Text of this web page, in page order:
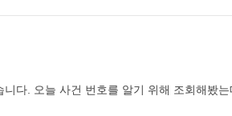
다. 오늘 사건 번호를 알기 위해 조회해봤